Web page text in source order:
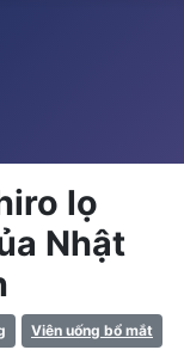
lọ
Nhật
Viên uống bổ mắt